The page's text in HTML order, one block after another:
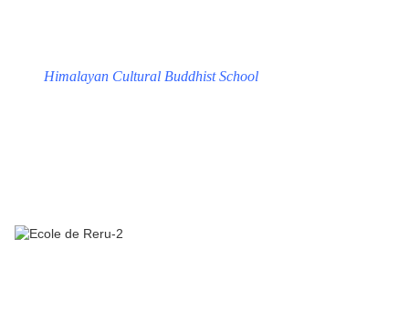
Himalayan Cultural Buddhist School